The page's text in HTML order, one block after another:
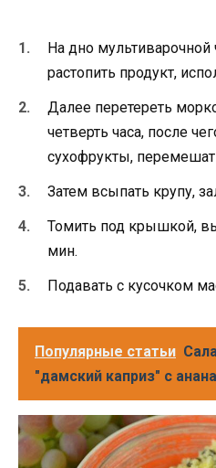
На дно
растопить продукт,
Далее перетереть
четверть часа, после
сухофрукты,
Затем всыпать крупу,
Томить под крышкой,
мин.
Подавать с кусочком
Популярные статьи
"дамский каприз" с